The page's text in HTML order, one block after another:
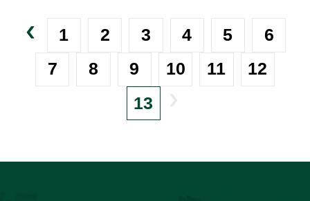
1 2 3 4 5
6
7
8 9 10 11
12
13